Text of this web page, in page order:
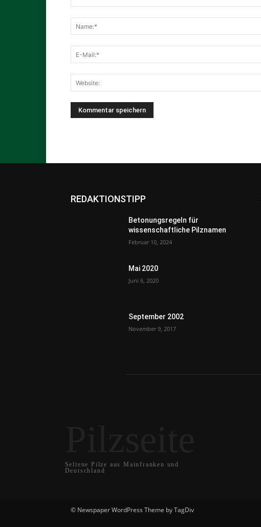
REDAKTIONSTIPP
Betonungsregeln für
wissenschaftliche Pilznamen
Februar 10, 2024
Mai 2020
Juni 6, 2020
September 2002
November 9, 2017
Seltene Pilze aus Mainfranken und
Deutschland
© Newspaper WordPress Theme by TagDiv